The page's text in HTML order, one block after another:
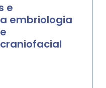
e
embriologia